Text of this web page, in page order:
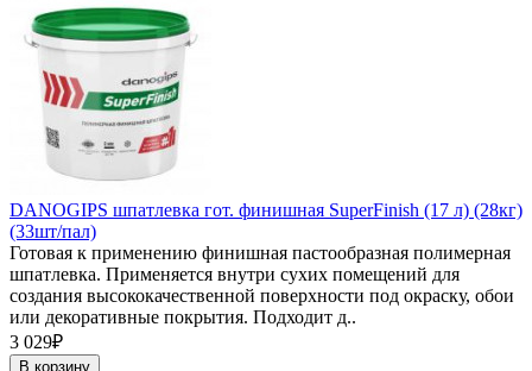
DANOGIPS шпатлевка гот. финишная SuperFinish (17 л) (28кг)
(33шт/пал)
Готовая к применению финишная пастообразная полимерная
шпатлевка. Применяется внутри сухих помещений для
создания высококачественной поверхности под окраску, обои
или декоративные покрытия. Подходит д..
3 029₽
В корзину